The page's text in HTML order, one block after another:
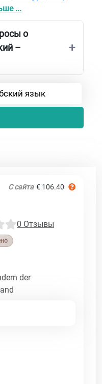
...
о
–
язык
С сайта € 106.40
0 Отзывы
der